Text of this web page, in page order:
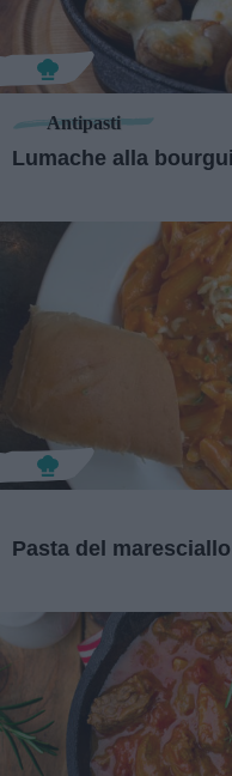
Antipasti
Lumache alla
Pasta del maresciallo